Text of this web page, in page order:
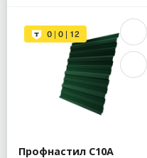
Профнастил С10А